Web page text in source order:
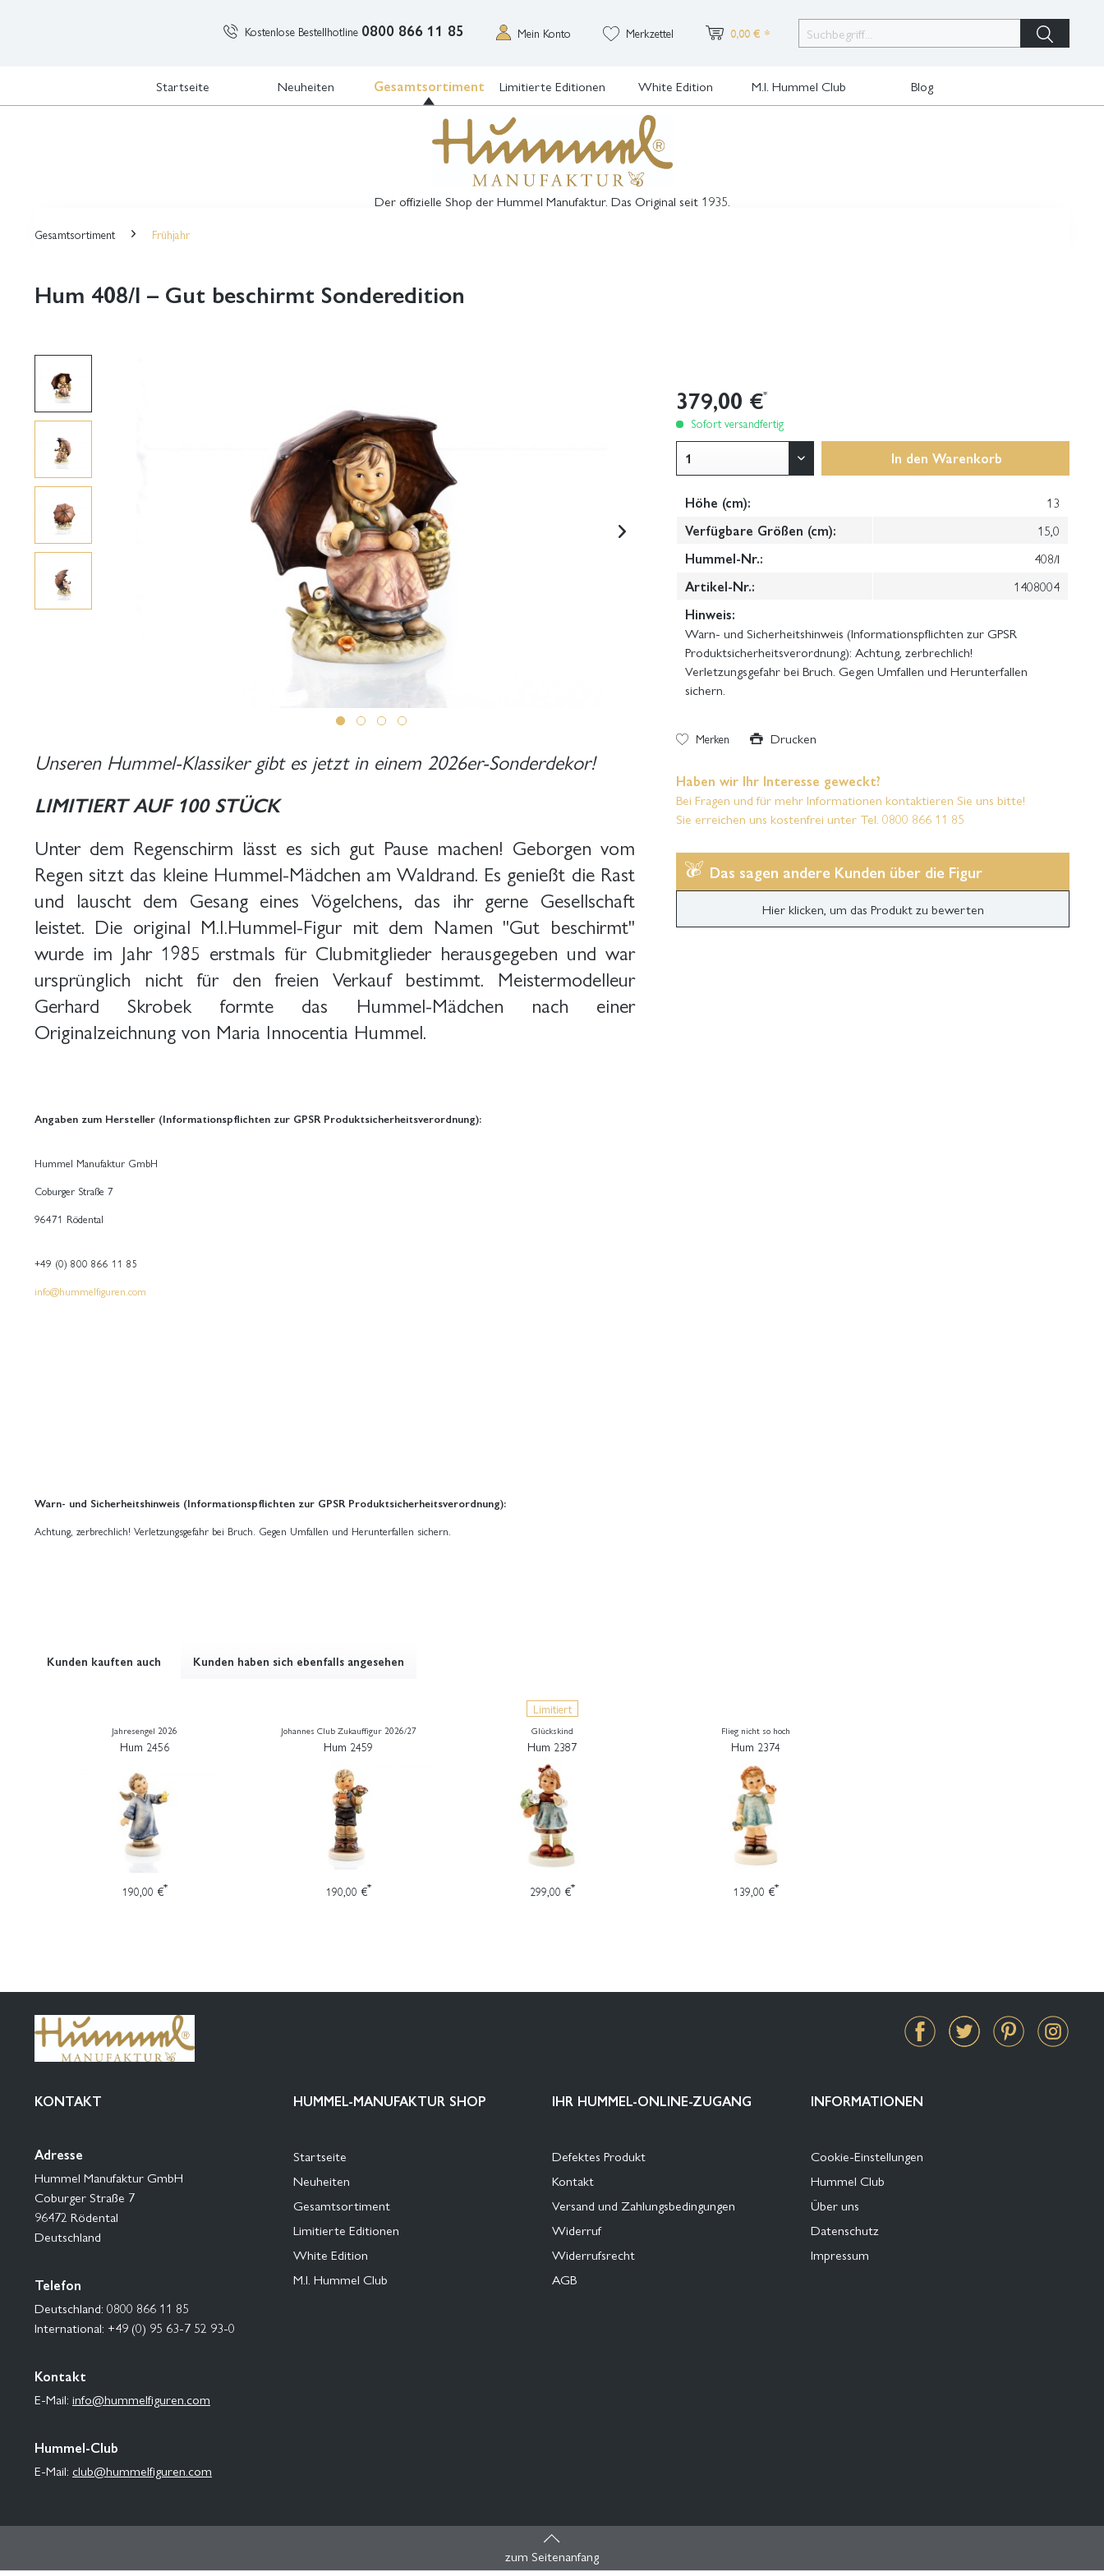
Kostenlose Bestellhotline 0800 866 11 85 Mein Konto Merkzettel 0,00 € *
Startseite Neuheiten Gesamtsortiment Limitierte Editionen White Edition M.I. Hummel Club Blog
Der offizielle Shop der Hummel Manufaktur. Das Original seit 1935.
Gesamtsortiment Frühjahr
Hum 408/I – Gut beschirmt Sonderedition
Unseren Hummel-Klassiker gibt es jetzt in einem 2026er-Sonderdekor!
LIMITIERT AUF 100 STÜCK
Unter dem Regenschirm lässt es sich gut Pause machen! Geborgen vom
Regen sitzt das kleine Hummel-Mädchen am Waldrand. Es genießt die Rast
und lauscht dem Gesang eines Vögelchens, das ihr gerne Gesellschaft
leistet. Die original M.I.Hummel-Figur mit dem Namen "Gut beschirmt"
wurde im Jahr 1985 erstmals für Clubmitglieder herausgegeben und war
ursprünglich nicht für den freien Verkauf bestimmt. Meistermodelleur
Gerhard Skrobek formte das Hummel-Mädchen nach einer
Originalzeichnung von Maria Innocentia Hummel.
Angaben zum Hersteller (Informationspflichten zur GPSR Produktsicherheitsverordnung):
Hummel Manufaktur GmbH
Coburger Straße 7
96471 Rödental
+49 (0) 800 866 11 85
info@hummelfiguren.com
Warn- und Sicherheitshinweis (Informationspflichten zur GPSR Produktsicherheitsverordnung):
Achtung, zerbrechlich! Verletzungsgefahr bei Bruch. Gegen Umfallen und Herunterfallen sichern.
379,00 €*
Sofort versandfertig
In den Warenkorb
Höhe (cm):
13
Verfügbare Größen (cm):
15,0
Hummel-Nr.:
408/I
Artikel-Nr.:
1408004
Hinweis:
Warn- und Sicherheitshinweis (Informationspflichten zur GPSR
Produktsicherheitsverordnung): Achtung, zerbrechlich!
Verletzungsgefahr bei Bruch. Gegen Umfallen und Herunterfallen
sichern.
Merken Drucken
Haben wir Ihr Interesse geweckt?
Bei Fragen und für mehr Informationen kontaktieren Sie uns bitte!
Sie erreichen uns kostenfrei unter Tel. 0800 866 11 85
Das sagen andere Kunden über die Figur
Hier klicken, um das Produkt zu bewerten
Kunden kauften auch Kunden haben sich ebenfalls angesehen
Jahresengel 2026
Hum 2456
190,00 €*
Johannes Club Zukauffigur 2026/27
Hum 2459
190,00 €*
Limitiert
Glückskind
Hum 2387
299,00 €*
Flieg nicht so hoch
Hum 2374
139,00 €*
KONTAKT
Adresse
Hummel Manufaktur GmbH
Coburger Straße 7
96472 Rödental
Deutschland
Telefon
Deutschland: 0800 866 11 85
International: +49 (0) 95 63-7 52 93-0
Kontakt
E-Mail: info@hummelfiguren.com
Hummel-Club
E-Mail: club@hummelfiguren.com
HUMMEL-MANUFAKTUR SHOP
Startseite
Neuheiten
Gesamtsortiment
Limitierte Editionen
White Edition
M.I. Hummel Club
IHR HUMMEL-ONLINE-ZUGANG
Defektes Produkt
Kontakt
Versand und Zahlungsbedingungen
Widerruf
Widerrufsrecht
AGB
INFORMATIONEN
Cookie-Einstellungen
Hummel Club
Über uns
Datenschutz
Impressum
zum Seitenanfang